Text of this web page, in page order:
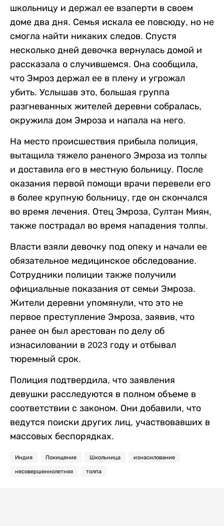
школьницу и держал ее взаперти в своем
доме два дня. Семья искала ее повсюду, но не
смогла найти никаких следов. Спустя
несколько дней девочка вернулась домой и
рассказала о случившемся. Она сообщила,
что Эмроз держал ее в плену и угрожал
убить. Услышав это, большая группа
разгневанных жителей деревни собралась,
окружила дом Эмроза и напала на него.
На место происшествия прибыла полиция,
вытащила тяжело раненого Эмроза из толпы
и доставила его в местную больницу. После
оказания первой помощи врачи перевели его
в более крупную больницу, где он скончался
во время лечения. Отец Эмроза, Султан Миян,
также пострадал во время нападения толпы.
Власти взяли девочку под опеку и начали ее
обязательное медицинское обследование.
Сотрудники полиции также получили
официальные показания от семьи Эмроза.
Жители деревни упомянули, что это не
первое преступление Эмроза, заявив, что
ранее он был арестован по делу об
изнасиловании в 2023 году и отбывал
тюремный срок.
Полиция подтвердила, что заявления
девушки расследуются в полном объеме в
соответствии с законом. Они добавили, что
ведутся поиски других лиц, участвовавших в
массовых беспорядках.
Индия Похищение Школьница изнасилование
несовершеннолетняя толпа